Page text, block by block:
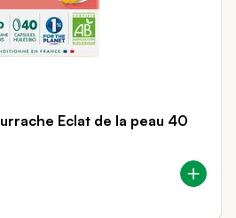
Eclat de la peau 40